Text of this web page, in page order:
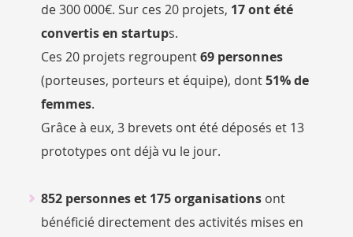
de 300 000€. Sur ces 20 projets, 17 ont été
convertis en startups.
Ces 20 projets regroupent69 personnes
(porteuses, porteurs et équipe), dont51% de
femmes.
Grâce à eux, 3 brevets ont été déposés et 13
prototypes ont déjà vu le jour.
852 personnes et 175 organisations ont
bénéficié directement des activités mises en